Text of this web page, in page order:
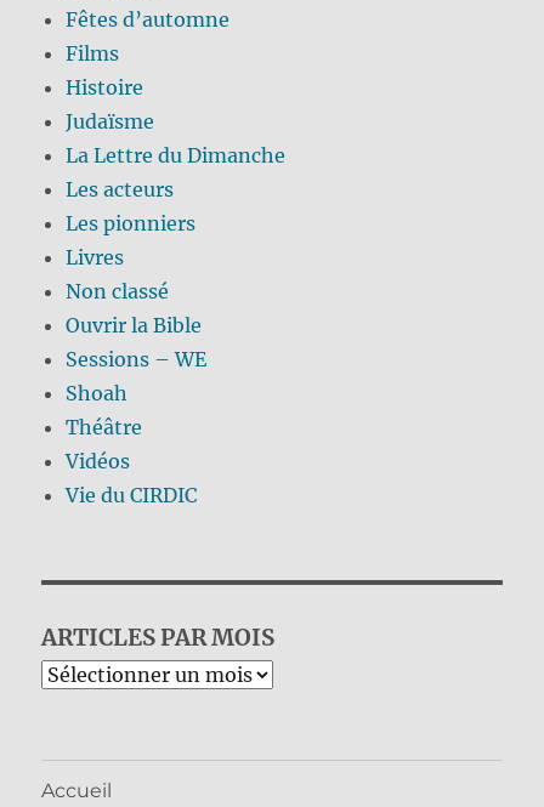
Fêtes d’automne
Films
Histoire
Judaïsme
La Lettre du Dimanche
Les acteurs
Les pionniers
Livres
Non classé
Ouvrir la Bible
Sessions – WE
Shoah
Théâtre
Vidéos
Vie du CIRDIC
ARTICLES PAR MOIS
Archives
Accueil